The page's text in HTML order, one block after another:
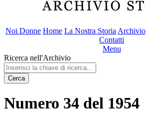
Noi Donne Home La Nostra Storia Archivio
Contatti
Menu
Ricerca nell'Archivio
Cerca
Numero 34 del 1954